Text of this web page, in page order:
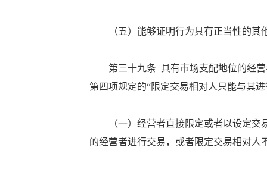
（五）能够证明行为具有正当性的其
第三十九条 具有市场支配地位的经营
第四项规定的“限定交易相对人只能与其
（一）经营者直接限定或者以设定交易
的经营者进行交易，或者限定交易相对人